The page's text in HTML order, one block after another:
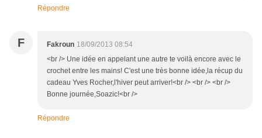
Répondre
F Fakroun 18/09/2013 08:54
<br /> Une idée en appelant une autre te voilà encore avec le
crochet entre les mains! C'est une très bonne idée,la récup du
cadeau Yves Rocher,l'hiver peut arriver!<br /> <br /> <br />
Bonne journée,Soazic!<br />
Répondre